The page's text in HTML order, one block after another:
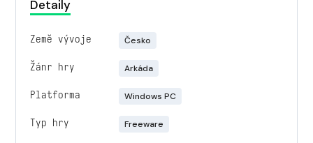
Detaily
Země vývoje Česko
Žánr hry Arkáda
Platforma Windows PC
Typ hry Freeware